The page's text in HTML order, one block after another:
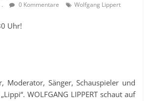
. 0 Kommentare Wolfgang Lippert
Uhr!
Moderator, Sänger, Schauspieler und
WOLFGANG LIPPERT schaut auf